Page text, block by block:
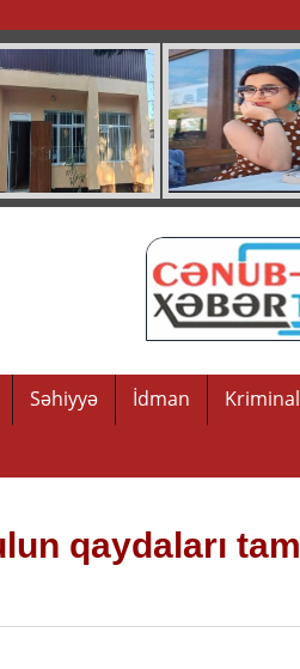
Səhiyyə İdman Kriminal
qaydaları tam